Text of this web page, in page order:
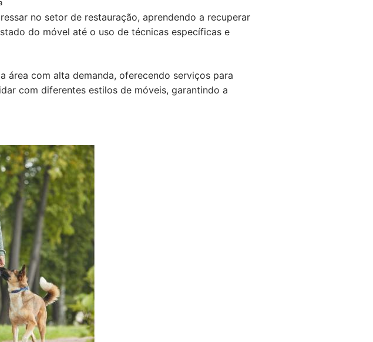
no setor de restauração, aprendendo a recuperar
do móvel até o uso de técnicas específicas e
área com alta demanda, oferecendo serviços para
com diferentes estilos de móveis, garantindo a